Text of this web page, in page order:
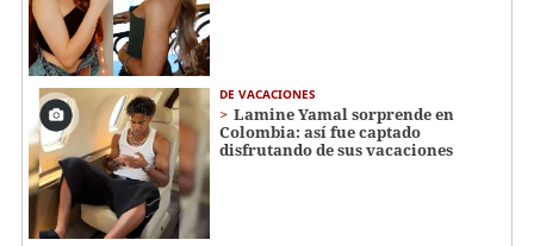
DE VACACIONES
Lamine Yamal sorprende en
Colombia: así fue captado
disfrutando de sus vacaciones